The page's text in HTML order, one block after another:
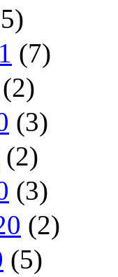
(7)
(2)
(3)
(2)
(3)
(2)
(5)